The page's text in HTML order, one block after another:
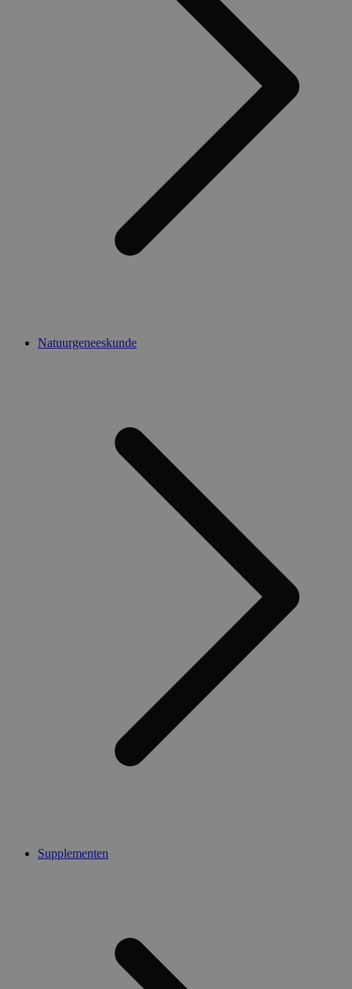
Natuurgeneeskunde
Supplementen